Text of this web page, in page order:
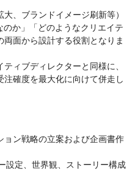
、ブランドイメージ刷新等）
か」「どのようなクリエイテ
面から設計する役割となりま
ィブディレクターと同様に、
確度を最大化に向けて併走し
ョン戦略の立案および企画書作
設定、世界観、ストーリー構成